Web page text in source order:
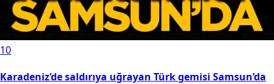
10
Karadeniz’de saldırıya uğrayan Türk gemisi Samsun’da